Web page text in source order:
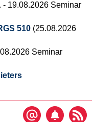
- 19.08.2026 Seminar
510 (25.08.2026
Seminar